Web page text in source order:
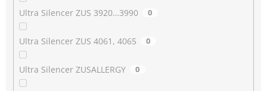
Ultra Silencer ZUS 3920…3990 0
Ultra Silencer ZUS 4061, 4065 0
Ultra Silencer ZUSALLERGY 0